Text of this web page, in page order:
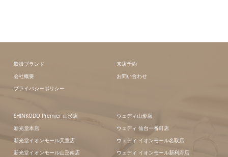
取扱ブランド
会社概要
プライバシーポリシー
来店予約
お問い合わせ
SHINKODO Premier 山形店
新光堂本店
新光堂イオンモール天童店
新光堂イオンモール山形南店
ウェディ山形店
ウェディ 仙台一番町店
ウェディ イオンモール名取店
ウェディ イオンモール新利府店